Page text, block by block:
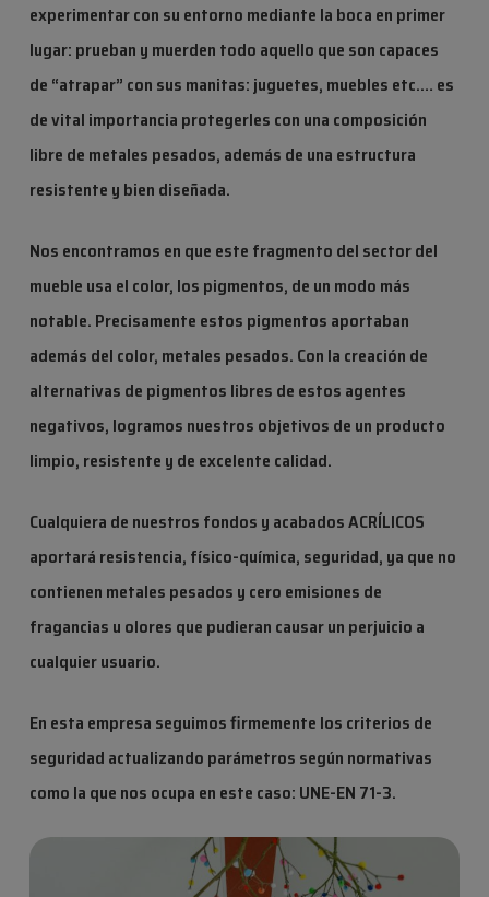
experimentar con su entorno mediante la boca en primer
lugar: prueban y muerden todo aquello que son capaces
de “atrapar” con sus manitas: juguetes, muebles etc.… es
de vital importancia protegerles con una composición
libre de metales pesados, además de una estructura
resistente y bien diseñada.
Nos encontramos en que este fragmento del sector del
mueble usa el color, los pigmentos, de un modo más
notable. Precisamente estos pigmentos aportaban
además del color, metales pesados. Con la creación de
alternativas de pigmentos libres de estos agentes
negativos, logramos nuestros objetivos de un producto
limpio, resistente y de excelente calidad.
Cualquiera de nuestros fondos y acabados ACRÍLICOS
aportará resistencia, físico-química, seguridad, ya que no
contienen metales pesados y cero emisiones de
fragancias u olores que pudieran causar un perjuicio a
cualquier usuario.
En esta empresa seguimos firmemente los criterios de
seguridad actualizando parámetros según normativas
como la que nos ocupa en este caso: UNE-EN 71-3.